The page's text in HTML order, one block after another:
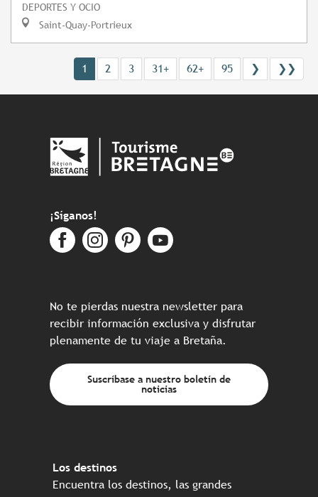
DEPORTES Y OCIO
Saint-Quay-Portrieux
1 2 3 31+ 62+ 95 ❯ ❯❯
¡Síganos!
No te pierdas nuestra newsletter para
recibir información exclusiva y disfrutar
plenamente de tu viaje a Bretaña.
Suscríbase a nuestro boletín de
noticias
Los destinos
Encuentra los destinos, las grandes